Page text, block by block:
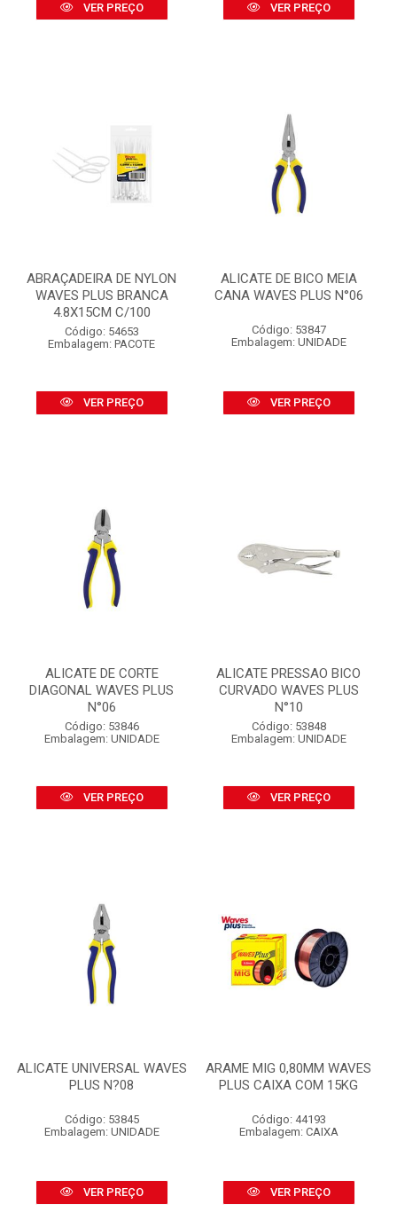
VER PREÇO VER PREÇO
ABRAÇADEIRA DE NYLON
WAVES PLUS BRANCA
4.8X15CM C/100
Código: 54653
Embalagem: PACOTE
VER PREÇO
ALICATE DE BICO MEIA
CANA WAVES PLUS N°06
Código: 53847
Embalagem: UNIDADE
VER PREÇO
ALICATE DE CORTE
DIAGONAL WAVES PLUS
N°06
Código: 53846
Embalagem: UNIDADE
VER PREÇO
ALICATE PRESSAO BICO
CURVADO WAVES PLUS
N°10
Código: 53848
Embalagem: UNIDADE
VER PREÇO
ALICATE UNIVERSAL WAVES
PLUS N?08
Código: 53845
Embalagem: UNIDADE
VER PREÇO
ARAME MIG 0,80MM WAVES
PLUS CAIXA COM 15KG
Código: 44193
Embalagem: CAIXA
VER PREÇO